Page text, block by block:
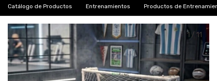
Catálogo de Productos Entrenamientos Productos de
1 / 11